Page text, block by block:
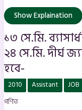
এর
উপর
অঙ্কিত
লম্বের
দৈর্ঘ্য
হবে-
Show Explaination
১৩ সে.মি.
২৪ সে.মি. দীর্ঘ
হবে-
2010 Assistant JOB
গণিত
দুটি
বৃত্ত
যদি
পরস্পর